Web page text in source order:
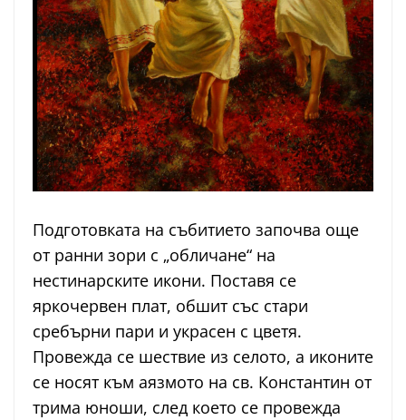
Подготовката на събитието започва още
от ранни зори с „обличане“ на
нестинарските икони. Поставя се
яркочервен плат, обшит със стари
сребърни пари и украсен с цветя.
Провежда се шествие из селото, а иконите
се носят към аязмото на св. Константин от
трима юноши, след което се провежда